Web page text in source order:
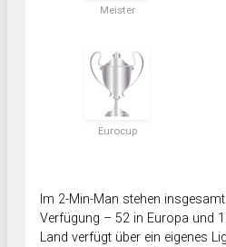
Meister
Eurocup
Im 2-Min-Man stehen
Verfügung – 52 in Europa und
Land verfügt über ein eigenes